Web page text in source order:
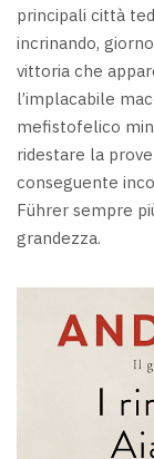
principali città
incrinando,
vittoria che
l’implacabile
mefistofelico
ridestare la
conseguente
Führer sempre
grandezza.